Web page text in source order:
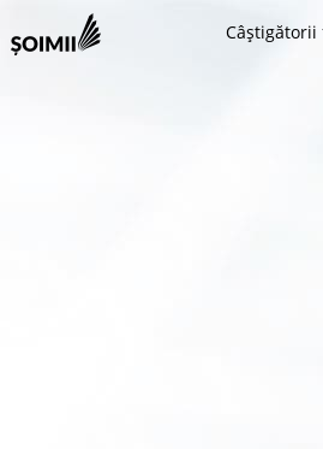
Câștigătorii